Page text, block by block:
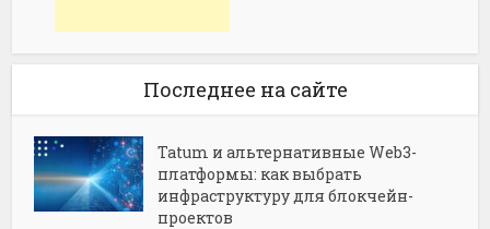
Последнее на сайте
Tatum и альтернативные Web3-
платформы: как выбрать
инфраструктуру для блокчейн-
проектов